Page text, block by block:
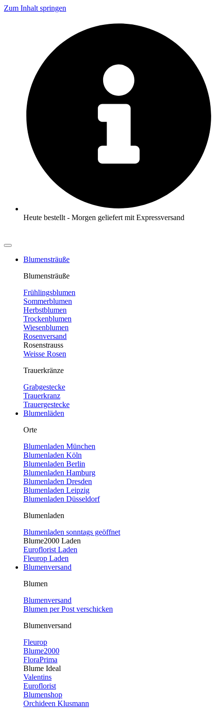
Zum Inhalt springen
Heute bestellt - Morgen geliefert mit Expressversand
Blumensträuße
Blumensträuße
Frühlingsblumen
Sommerblumen
Herbstblumen
Trockenblumen
Wiesenblumen
Rosenversand
Rosenstrauss
Weisse Rosen
Trauerkränze
Grabgestecke
Trauerkranz
Trauergestecke
Blumenläden
Orte
Blumenladen München
Blumenladen Köln
Blumenladen Berlin
Blumenladen Hamburg
Blumenladen Dresden
Blumenladen Leipzig
Blumenladen Düsseldorf
Blumenladen
Blumenladen sonntags geöffnet
Blume2000 Laden
Euroflorist Laden
Fleurop Laden
Blumenversand
Blumen
Blumenversand
Blumen per Post verschicken
Blumenversand
Fleurop
Blume2000
FloraPrima
Blume Ideal
Valentins
Euroflorist
Blumenshop
Orchideen Klusmann